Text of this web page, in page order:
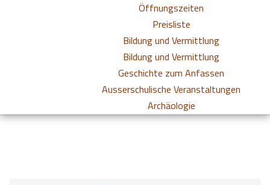
Öffnungszeiten
Preisliste
Bildung und Vermittlung
Bildung und Vermittlung
Geschichte zum Anfassen
Ausserschulische Veranstaltungen
Archäologie